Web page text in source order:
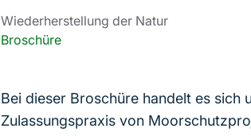
Wiederherstellung der Natur
Broschüre
Bei dieser Broschüre handelt es sich
Zulassungspraxis von